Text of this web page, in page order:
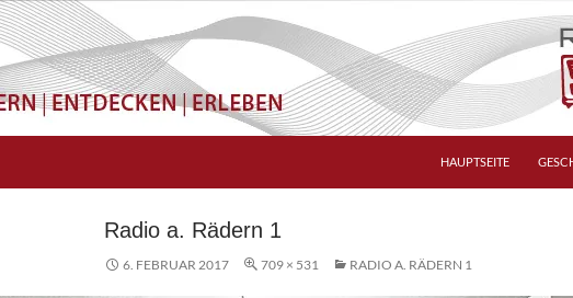
HAUPTSEITE
Radio a. Rädern 1
6. FEBRUAR 2017 709 × 531 RADIO A. RÄDERN 1